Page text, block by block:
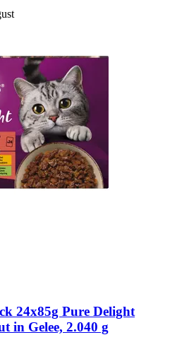
24x85g Pure Delight
in Gelee, 2.040 g